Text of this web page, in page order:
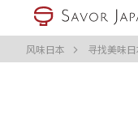
风味日本 寻找美味